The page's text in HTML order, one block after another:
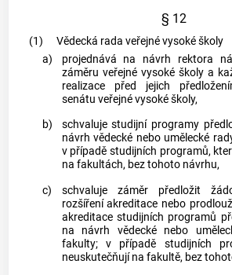
§ 12
(1)
Vědecká rada veřejné vysoké školy
a)
projednává na návrh rektora
záměru veřejné vysoké školy a
realizace před jejich
senátu veřejné vysoké školy,
b)
schvalujestudijní programy
návrh vědecké nebo umělecké
v případěstudijních programů,
na fakultách, bez tohoto návrhu,
c)
schvaluje záměr předložit
rozšíření akreditace nebo
akreditace studijních programů
na návrh vědecké nebo
fakulty; v případě studijních
neuskutečňují na fakultě, bez